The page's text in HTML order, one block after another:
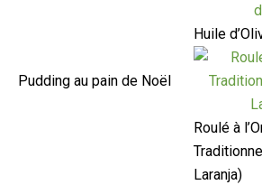
Huile
Pudding au pain de Noël
Roulé à
Laranja)